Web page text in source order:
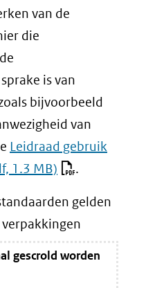
van de
die
is van
bijvoorbeeld
van
Leidraad gebruik
1.3 MB) .
gelden
gescrold worden